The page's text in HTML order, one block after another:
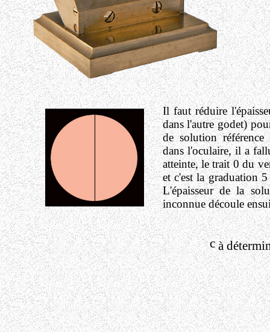
Il faut réduire
dans l'autre godet)
de solution
dans l'oculaire, il a
atteinte, le trait 0 du
et c'est la graduation
L'épaisseur de la
inconnue découle
cà